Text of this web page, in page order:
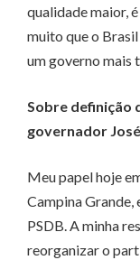
qualidade maior,
muito que o
um governo mais
Sobre definição
governador
Meu papel hoje
Campina Grande,
PSDB. A minha
reorganizar o